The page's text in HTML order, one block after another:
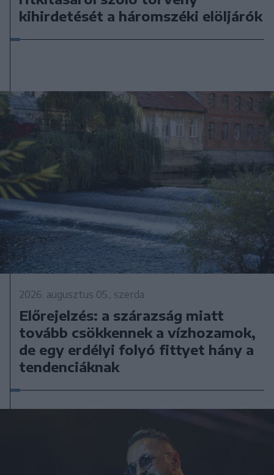
kihirdetését a háromszéki elöljárók
2026. augusztus 05., szerda
Előrejelzés: a szárazság miatt
tovább csökkennek a vízhozamok,
de egy erdélyi folyó fittyet hány a
tendenciáknak